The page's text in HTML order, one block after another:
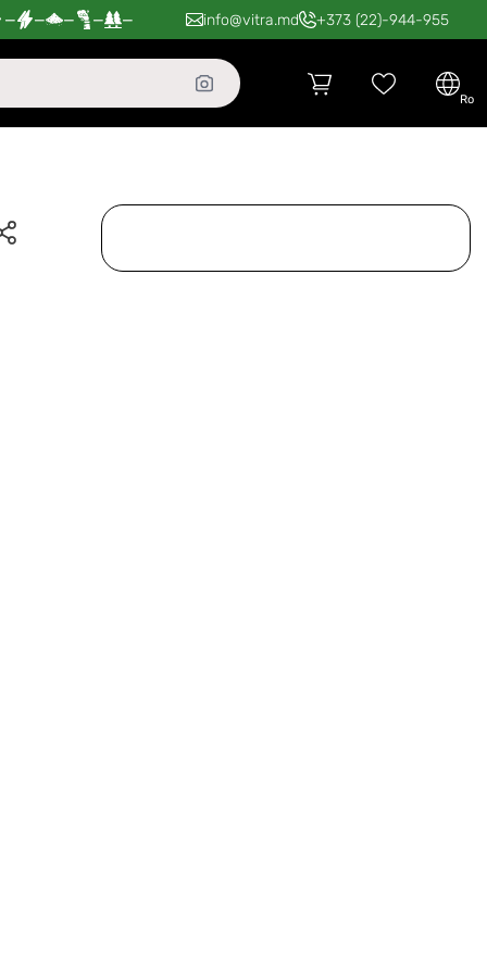
— — — — — info@vitra.md +373 (22)-944-955
ro